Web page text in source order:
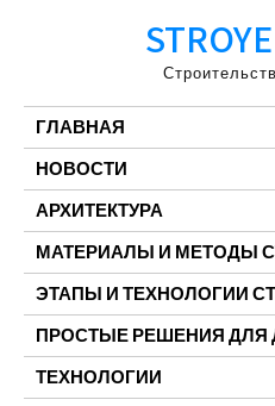
ГЛАВНАЯ
НОВОСТИ
АРХИТЕКТУРА
МАТЕРИАЛЫ И МЕТОДЫ
ЭТАПЫ И ТЕХНОЛОГИИ
ПРОСТЫЕ РЕШЕНИЯ ДЛЯ
ТЕХНОЛОГИИ